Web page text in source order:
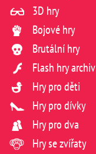
3D hry
Bojové hry
Brutální hry
Flash hry archiv
Hry pro děti
Hry pro dívky
Hry pro dva
Hry se zvířaty